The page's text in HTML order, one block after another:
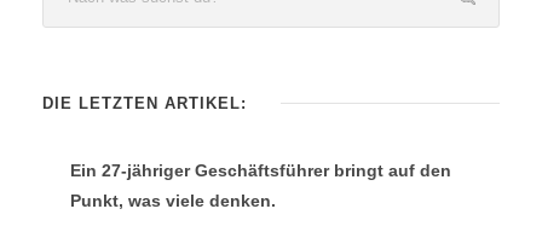
DIE LETZTEN ARTIKEL:
Ein 27-jähriger Geschäftsführer bringt auf den
Punkt, was viele denken.